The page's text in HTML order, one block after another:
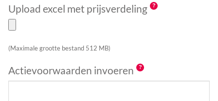
Upload excel met prijsverdeling
(Maximale grootte bestand 512 MB)
Actievoorwaarden invoeren